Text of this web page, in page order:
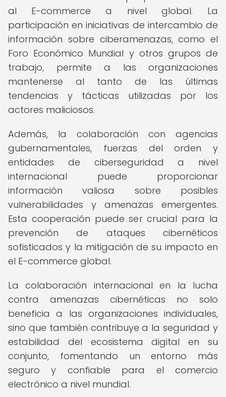
al E-commerce a nivel global. La
participación en iniciativas de intercambio de
información sobre ciberamenazas, como el
Foro Económico Mundial y otros grupos de
trabajo, permite a las organizaciones
mantenerse al tanto de las últimas
tendencias y tácticas utilizadas por los
actores maliciosos.
Además, la colaboración con agencias
gubernamentales, fuerzas del orden y
entidades de ciberseguridad a nivel
internacional puede proporcionar
información valiosa sobre posibles
vulnerabilidades y amenazas emergentes.
Esta cooperación puede ser crucial para la
prevención de ataques cibernéticos
sofisticados y la mitigación de su impacto en
el E-commerce global.
La colaboración internacional en la lucha
contra amenazas cibernéticas no solo
beneficia a las organizaciones individuales,
sino que también contribuye a la seguridad y
estabilidad del ecosistema digital en su
conjunto, fomentando un entorno más
seguro y confiable para el comercio
electrónico a nivel mundial.